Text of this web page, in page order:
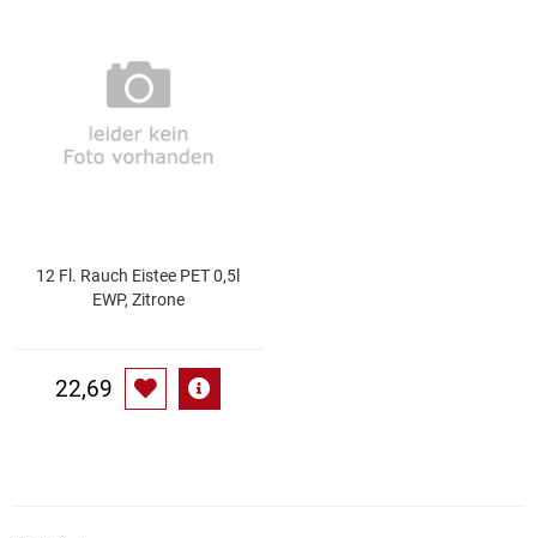
12 Fl. Rauch Eistee PET 0,5l
EWP, Zitrone
22,69